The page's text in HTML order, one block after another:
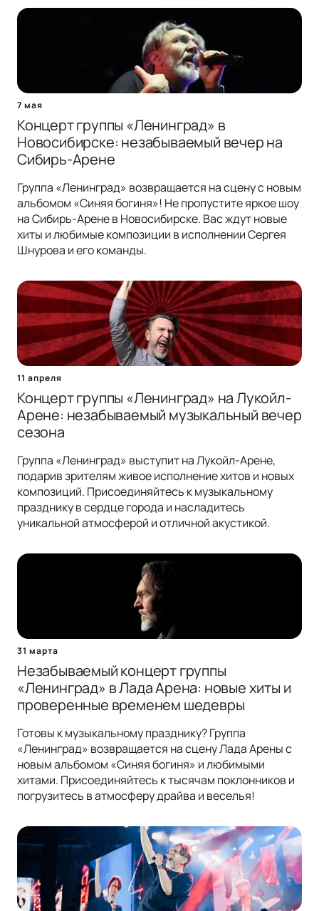
7 мая
Концерт группы «Ленинград» в
Новосибирске: незабываемый вечер на
Сибирь-Арене
Группа «Ленинград» возвращается на сцену с новым
альбомом «Синяя богиня»! Не пропустите яркое шоу
на Сибирь-Арене в Новосибирске. Вас ждут новые
хиты и любимые композиции в исполнении Сергея
Шнурова и его команды.
11 апреля
Концерт группы «Ленинград» на Лукойл-
Арене: незабываемый музыкальный вечер
сезона
Группа «Ленинград» выступит на Лукойл-Арене,
подарив зрителям живое исполнение хитов и новых
композиций. Присоединяйтесь к музыкальному
празднику в сердце города и насладитесь
уникальной атмосферой и отличной акустикой.
31 марта
Незабываемый концерт группы
«Ленинград» в Лада Арена: новые хиты и
проверенные временем шедевры
Готовы к музыкальному празднику? Группа
«Ленинград» возвращается на сцену Лада Арены с
новым альбомом «Синяя богиня» и любимыми
хитами. Присоединяйтесь к тысячам поклонников и
погрузитесь в атмосферу драйва и веселья!